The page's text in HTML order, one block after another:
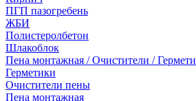
ПГП пазогребень
ЖБИ
Полистеролбетон
Шлакоблок
Пена монтажная / Очистители /
Герметики
Очистители пены
Пена монтажная